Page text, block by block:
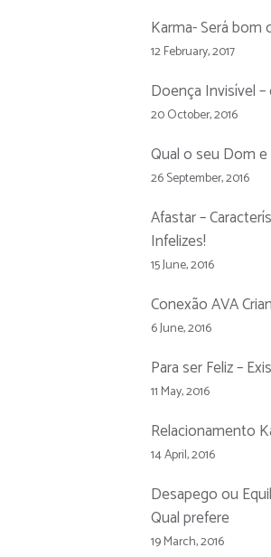
Karma- Será bom
12 February, 2017
Doença Invisível –
20 October, 2016
Qual o seu Dom
26 September, 2016
Afastar –
Infelizes!
15 June, 2016
Conexão AVA
6 June, 2016
Para ser Feliz –
11 May, 2016
Relacionamento
14 April, 2016
Desapego ou
Qual prefere
19 March, 2016